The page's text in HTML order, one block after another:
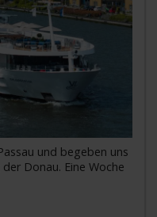
und begeben uns
Donau. Eine Woche